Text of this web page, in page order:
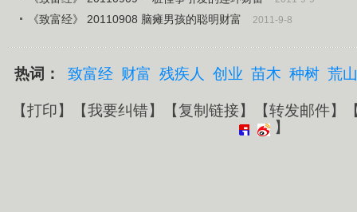
《致富经》 20110908 脑瘫男孩的聪明财富 2011-9-8
热词： 致富经 财富 残疾人 创业 苗木 种树 荒山
【打印】【我要纠错】【复制链接】【转发邮件】
】